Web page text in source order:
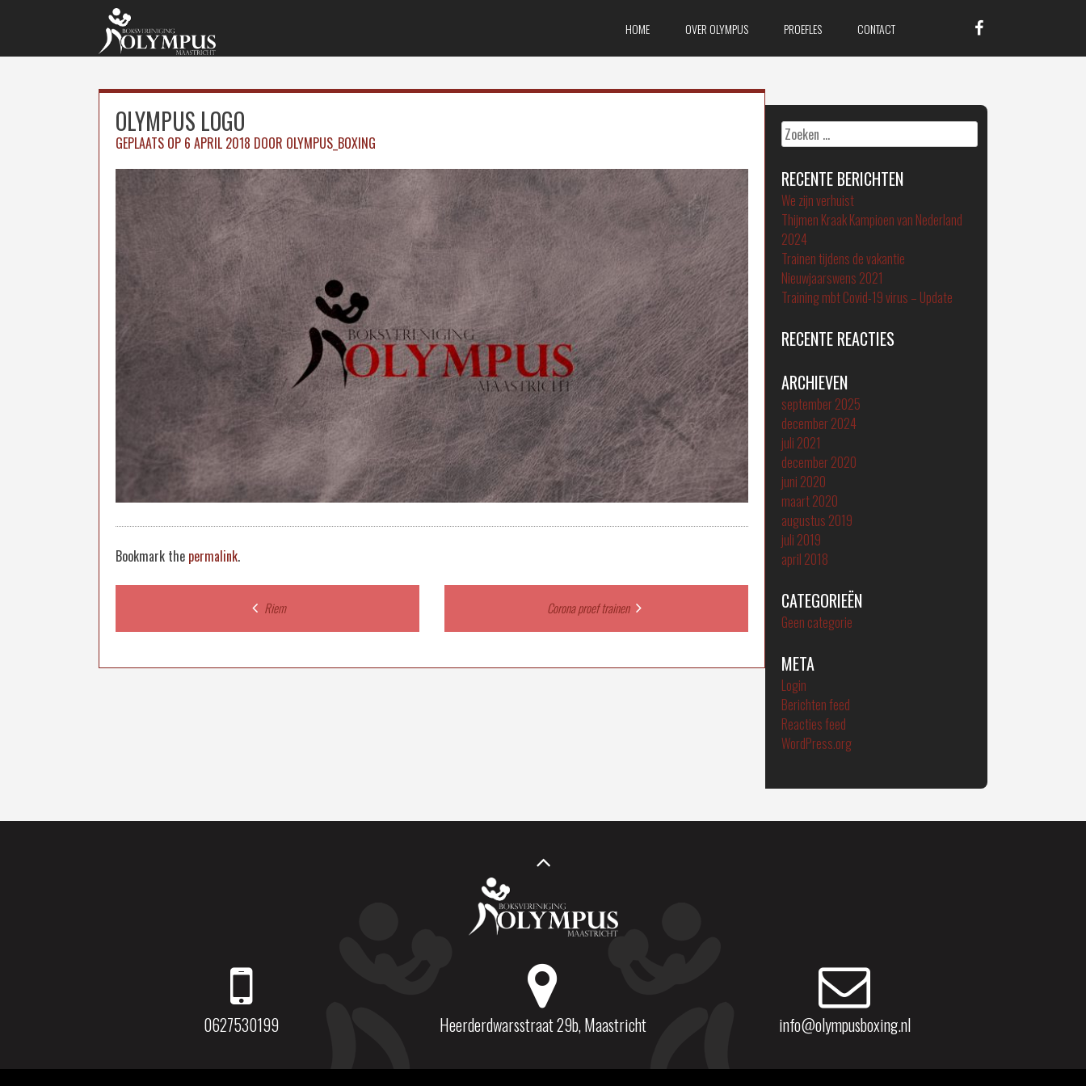
HOME OVER OLYMPUS PROEFLES CONTACT
OLYMPUS LOGO
GEPLAATS OP 6 APRIL 2018 DOOR OLYMPUS_BOXING
Bookmark the permalink.
navigation
Riem Corona proef trainen
Zoeken
naar:
RECENTE BERICHTEN
We zijn verhuist
Thijmen Kraak Kampioen van Nederland
2024
Trainen tijdens de vakantie
Nieuwjaarswens 2021
Training mbt Covid-19 virus – Update
RECENTE REACTIES
ARCHIEVEN
september 2025
december 2024
juli 2021
december 2020
juni 2020
maart 2020
augustus 2019
juli 2019
april 2018
CATEGORIEËN
Geen categorie
META
Login
Berichten feed
Reacties feed
WordPress.org
0627530199 Heerderdwarsstraat 29b, Maastricht info@olympusboxing.nl